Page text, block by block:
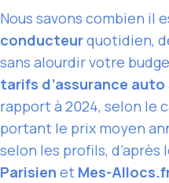
Nous savons combien il
conducteurquotidien,
sans alourdir votre
tarifs d’assurance auto
rapport à 2024, selon le
portant le prix moyen
selon les profils,
Parisien et Mes-